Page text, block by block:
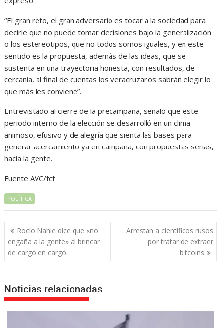
“El gran reto, el gran adversario es tocar a la sociedad para
decirle que no puede tomar decisiones bajo la generalización
o los estereotipos, que no todos somos iguales, y en este
sentido es la propuesta, además de las ideas, que se
sustenta en una trayectoria honesta, con resultados, de
cercanía, al final de cuentas los veracruzanos sabrán elegir lo
que más les conviene”.
Entrevistado al cierre de la precampaña, señaló que este
periodo interno de la elección se desarrolló en un clima
animoso, efusivo y de alegría que sienta las bases para
generar acercamiento ya en campaña, con propuestas serias,
hacia la gente.
Fuente AVC/fcf
POLÍTICA
Navegación
de
entradas
Rocío Nahle dice que «no
engaña a la gente» al brincar
de cargo en cargo
Arrestan a científicos rusos
por tratar de extraer
bitcoins
Noticias relacionadas